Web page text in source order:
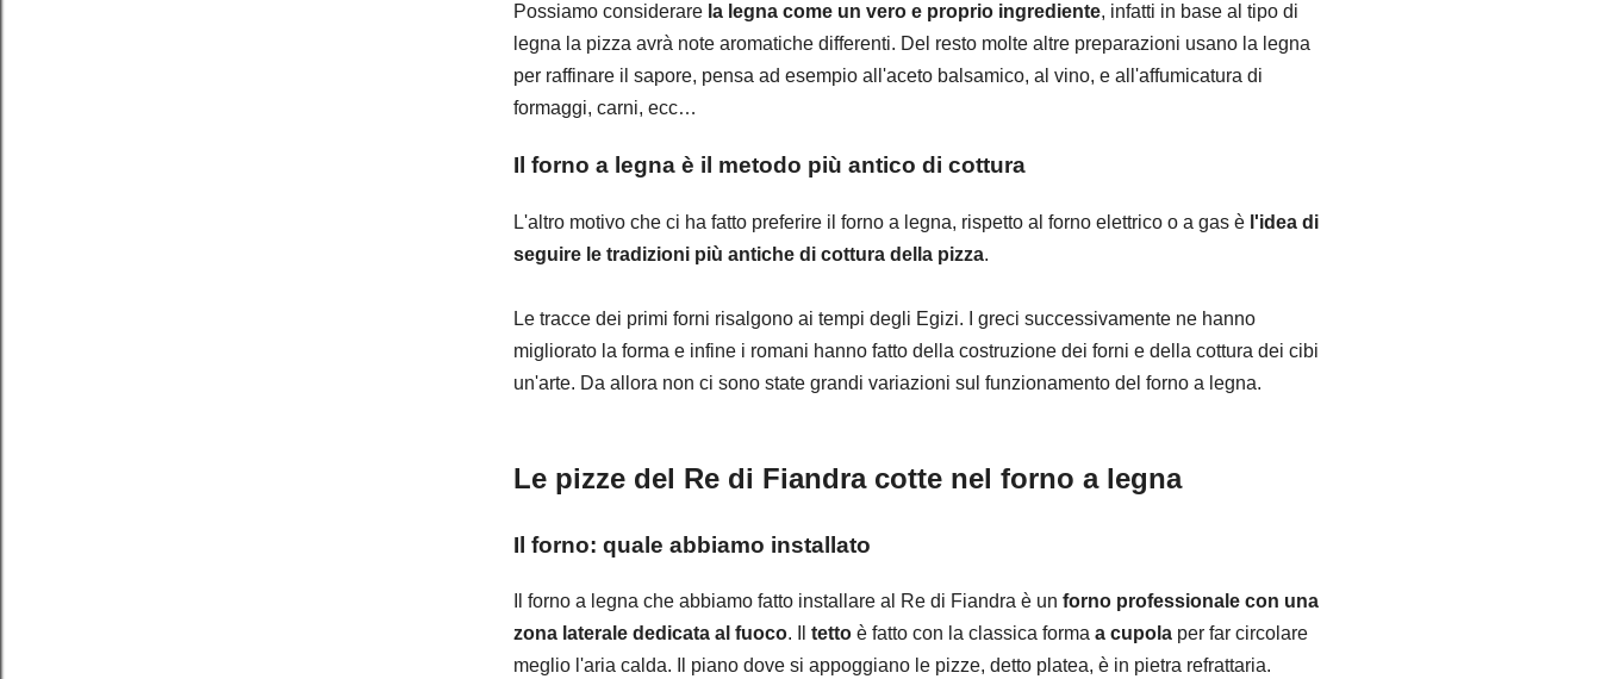
Possiamo considerare la legna come un vero e proprio ingrediente, infatti in base al tipo di
legna la pizza avrà note aromatiche differenti. Del resto molte altre preparazioni usano la legna
per raffinare il sapore, pensa ad esempio all'aceto balsamico, al vino, e all'affumicatura di
formaggi, carni, ecc…
Il forno a legna è il metodo più antico di cottura
L'altro motivo che ci ha fatto preferire il forno a legna, rispetto al forno elettrico o a gas è l'idea di
seguire le tradizioni più antiche di cottura della pizza.
Le tracce dei primi forni risalgono ai tempi degli Egizi. I greci successivamente ne hanno
migliorato la forma e infine i romani hanno fatto della costruzione dei forni e della cottura dei cibi
un'arte. Da allora non ci sono state grandi variazioni sul funzionamento del forno a legna.
Le pizze del Re di Fiandra cotte nel forno a legna
Il forno: quale abbiamo installato
Il forno a legna che abbiamo fatto installare al Re di Fiandra è un forno professionale con una
zona laterale dedicata al fuoco. Il tetto è fatto con la classica forma a cupola per far circolare
meglio l'aria calda. Il piano dove si appoggiano le pizze, detto platea, è in pietra refrattaria.